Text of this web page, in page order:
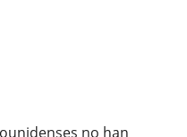
no han